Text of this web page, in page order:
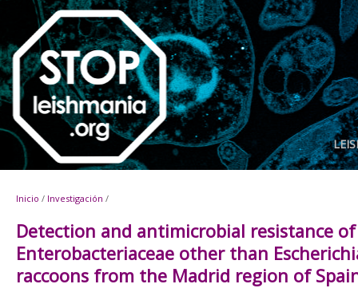
Inicio / Investigación /
Detection and antimicrobial resistance of
Enterobacteriaceae other than
raccoons from the Madrid region of